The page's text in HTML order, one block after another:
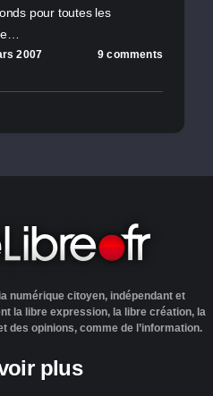
pour toutes les
2007 9 comments
numérique citoyen, indépendant et
la libre expression, la libre création, la
des opinions, comme de l’information.
plus